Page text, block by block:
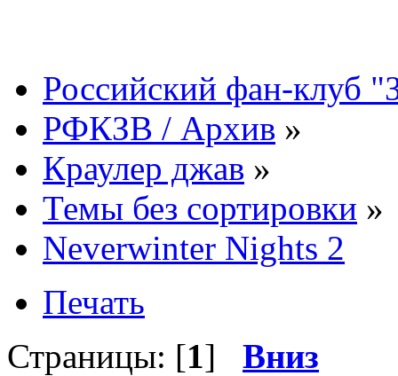
Российский фан-клуб
РФКЗВ / Архив »
Краулер джав »
Темы без сортировки »
Neverwinter Nights 2
Печать
Страницы: [1] Вниз